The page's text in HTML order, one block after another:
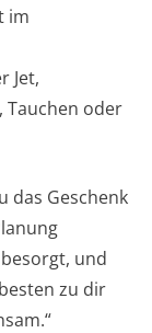
im
Jet,
Tauchen oder
das Geschenk
und
zu dir